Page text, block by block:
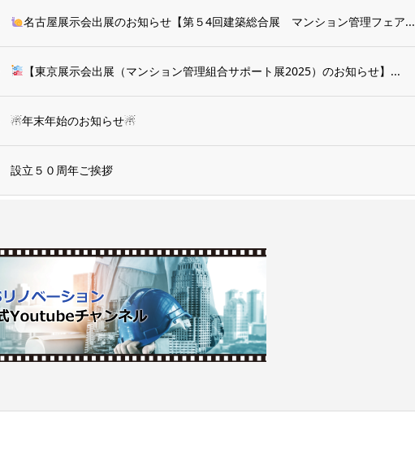
名古屋展示会出展のお知らせ【第５4回建築総合展 マンション管理フェア...
【東京展示会出展（マンション管理組合サポート展2025）のお知らせ】...
☃年末年始のお知らせ☃
設立５０周年ご挨拶